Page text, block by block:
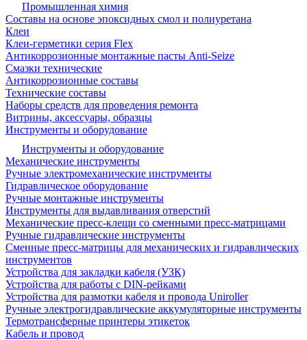
Промышленная химия
Составы на основе эпоксидных смол и полиуретана
Клеи
Клеи-герметики серия Flex
Антикоррозионные монтажные пасты Anti-Seize
Смазки технические
Антикоррозионные составы
Технические составы
Наборы средств для проведения ремонта
Витрины, аксессуары, образцы
Инструменты и оборудование
Инструменты и оборудование
Механические инструменты
Ручные электромеханические инструменты
Гидравлическое оборудование
Ручные монтажные инструменты
Инструменты для выдавливания отверстий
Механические пресс-клещи со сменными пресс-матрицами
Ручные гидравлические инструменты
Сменные пресс-матрицы для механических и гидравлических
инструментов
Устройства для закладки кабеля (УЗК)
Устройства для работы с DIN-рейками
Устройства для размотки кабеля и провода Uniroller
Ручные электрогидравлические аккумуляторные инструменты
Термотрансферные принтеры этикеток
Кабель и провод